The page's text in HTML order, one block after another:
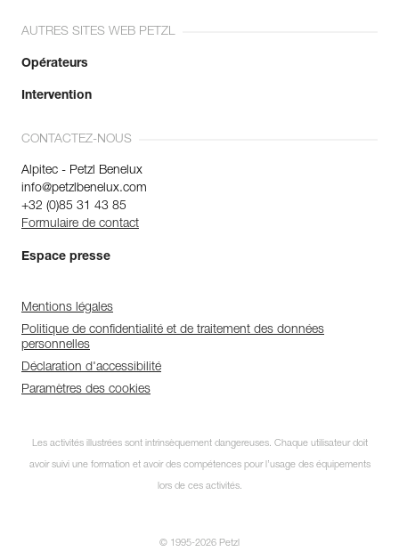
AUTRES SITES WEB PETZL
Opérateurs
Intervention
CONTACTEZ-NOUS
Alpitec - Petzl Benelux
info@petzlbenelux.com
+32 (0)85 31 43 85
Formulaire de contact
Espace presse
Mentions légales
Politique de confidentialité et de traitement des données
personnelles
Déclaration d'accessibilité
Paramètres des cookies
Les activités illustrées sont intrinsèquement dangereuses. Chaque utilisateur doit
avoir suivi une formation et avoir des compétences pour l’usage des équipements
lors de ces activités.
© 1995-2026 Petzl